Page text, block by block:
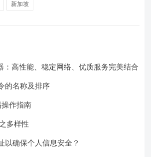
新加坡
：高性能、稳定网络、优质服务完美结合
的名称及排序
作指南
多样性
以确保个人信息安全？